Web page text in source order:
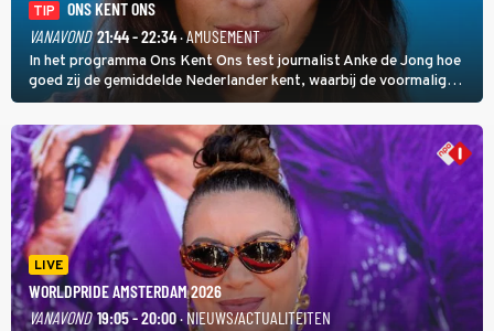
TIP
ONS KENT ONS
VANAVOND 21:44 - 22:34· AMUSEMENT
In het programma Ons Kent Ons test journalist Anke de Jong hoe
goed zij de gemiddelde Nederlander kent, waarbij de voormalig
hoofdredacteur van modebladen Glamour en Elle het samen met
rapper Keizer opneemt tegen Edson da Graça en Marc-Marie
Huijbregts.
LIVE
WORLDPRIDE AMSTERDAM 2026
VANAVOND 19:05 - 20:00· NIEUWS/ACTUALITEITEN